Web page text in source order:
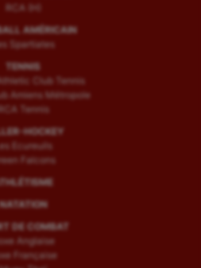
RCA (H)
AMÉRICAIN
Spartiates
TENNIS
Club Tennis
Amiens Métropole
RCA Tennis
HOCKEY
Les Ecureuils
Falcons
NATATION
DE COMBAT
Anglaise
Française